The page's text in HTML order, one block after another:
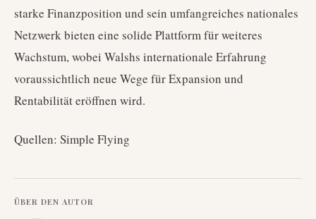
starke Finanzposition und sein umfangreiches nationales
Netzwerk bieten eine solide Plattform für weiteres
Wachstum, wobei Walshs internationale Erfahrung
voraussichtlich neue Wege für Expansion und
Rentabilität eröffnen wird.
Quellen: Simple Flying
ÜBER DEN AUTOR